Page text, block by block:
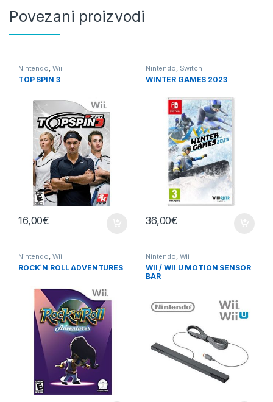
Povezani proizvodi
Nintendo, Wii
TOP SPIN 3
16,00€
Nintendo, Switch
WINTER GAMES 2023
36,00€
Nintendo, Wii
ROCK`N ROLL ADVENTURES
Nintendo, Wii
WII / WII U MOTION SENSOR
BAR